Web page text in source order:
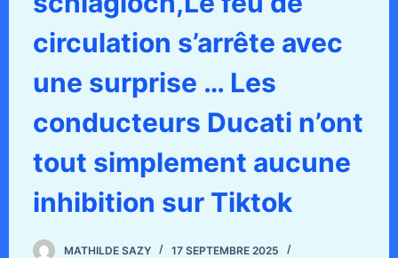
circulation s’arrête avec
une surprise … Les
conducteurs Ducati n’ont
tout simplement aucune
inhibition sur Tiktok
MATHILDE SAZY
17 SEPTEMBRE 2025